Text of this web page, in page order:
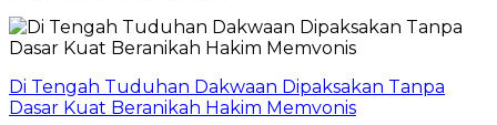
Di Tengah Tuduhan Dakwaan Dipaksakan Tanpa
Dasar Kuat Beranikah Hakim Memvonis